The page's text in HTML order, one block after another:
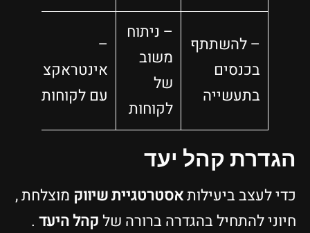
– להשתתף
בכנסים
בתעשייה
– ניתוח
משוב
של
לקוחות
–
אינטראקציה
עם לקוחות
הגדרת קהל יעד
כדי לעצב ביעילותאסטרטגיית שיווק מוצלחת ,
חיוני להתחיל בהגדרה ברורה שלקהל היעד .